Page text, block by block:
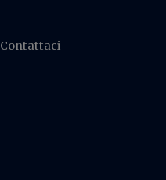
Contattaci